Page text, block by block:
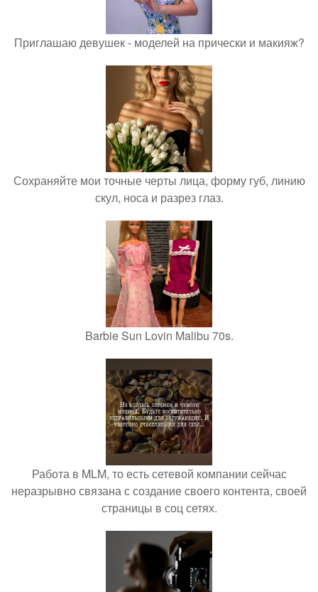
Приглашаю девушек - моделей на прически и макияж?
Сохраняйте мои точные черты лица, форму губ, линию
скул, носа и разрез глаз.
Barbie Sun Lovin Malibu 70s.
Работа в MLM, то есть сетевой компании сейчас
неразрывно связана с создание своего контента, своей
страницы в соц сетях.